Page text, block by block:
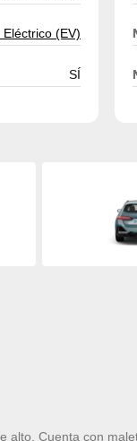
Eléctrico (EV)
SÍ
Cuenta con